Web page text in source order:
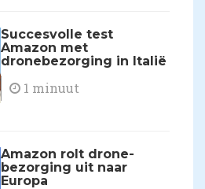
Succesvolle test
Amazon met
dronebezorging in Italië
1 minuut
Amazon rolt drone-
bezorging uit naar
Europa